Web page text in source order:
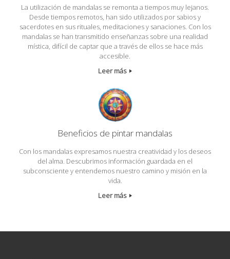
La utilización de mandalas se remonta a tiempos muy lejanos.
Desde tiempos remotos, han sido utilizados por sabios y
sacerdotes en sus rituales, meditaciones y sanaciones. Con los
mandalas se han transmitido enseñanzas sobre una realidad
mística, difícil de captar que a través de ellos se hace más
accesible.
Leer más
Beneficios de pintar mandalas
Con los mandalas expresamos nuestra creatividad y los deseos
del alma. Descubrimos información guardada en el
subconsciente y entendemos nuestro camino y misión en la
vida.
Leer más